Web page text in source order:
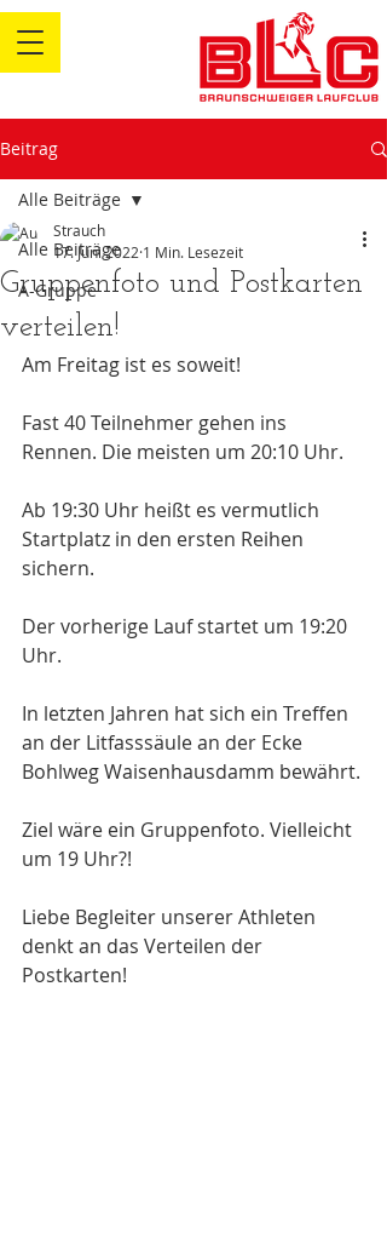
Beitrag
Alle Beiträge
A-Gruppe
Alle Beiträge
Gruppenfoto und Postkarten
verteilen!
Strauch
17. Juni 2022 1 Min. Lesezeit
Am Freitag ist es soweit!
Fast 40 Teilnehmer gehen ins
Rennen. Die meisten um 20:10 Uhr.
Ab 19:30 Uhr heißt es vermutlich
Startplatz in den ersten Reihen
sichern.
Der vorherige Lauf startet um 19:20
Uhr.
In letzten Jahren hat sich ein Treffen
an der Litfasssäule an der Ecke
Bohlweg Waisenhausdamm bewährt.
Ziel wäre ein Gruppenfoto. Vielleicht
um 19 Uhr?!
Liebe Begleiter unserer Athleten
denkt an das Verteilen der
Postkarten!